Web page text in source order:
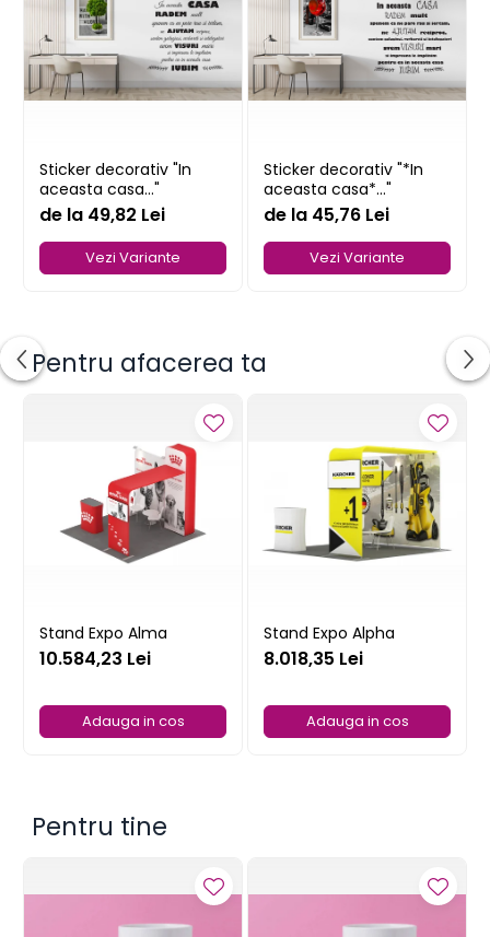
Sticker decorativ "In
aceasta casa..."
de la 49,82 Lei
Vezi Variante
Sticker decorativ "*In
aceasta casa*..."
de la 45,76 Lei
Vezi Variante
Pentru afacerea ta
Stand Expo Alma
10.584,23 Lei
Adauga in cos
Stand Expo Alpha
8.018,35 Lei
Adauga in cos
Pentru tine